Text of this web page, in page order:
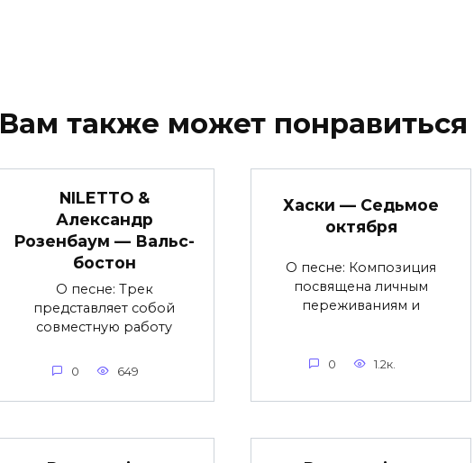
Вам также может понравиться
NILETTO &
Александр
Розенбаум — Вальс-
бостон
О песне: Трек
представляет собой
совместную работу
0 649
Хаски — Седьмое
октября
О песне: Композиция
посвящена личным
переживаниям и
0 1.2к.